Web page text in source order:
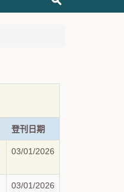
登刊日期
03/01/2026
03/01/2026